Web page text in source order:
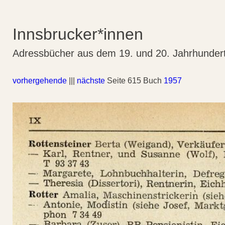
Innsbrucker*innen
Adressbücher aus dem 19. und 20.
vorhergehende nächste Seite 615 Buch 1957